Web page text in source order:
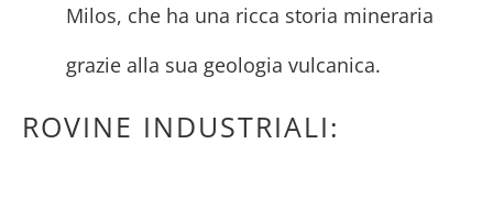
Milos, che ha una ricca storia mineraria
grazie alla sua geologia vulcanica.
ROVINE INDUSTRIALI: